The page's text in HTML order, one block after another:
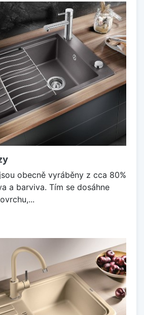
obecně vyráběny z cca 80%
a barviva. Tím se dosáhne